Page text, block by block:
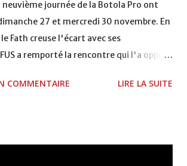
neuvième journée de la Botola Pro ont
27 et mercredi 30 novembre. En
Fath creuse l'écart avec ses
a remporté la rencontre qui l'a opposé
ouvert la marque à la 38e pour les
COMMENTAIRE LIRE LA SUITE